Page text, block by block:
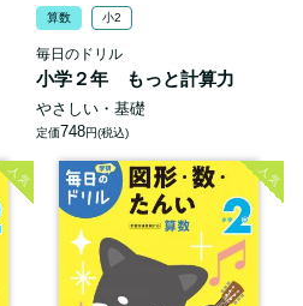
算数 小2
毎日のドリル
小学２年 もっと計算力
やさしい・基礎
定価748円(税込)
人気 人気